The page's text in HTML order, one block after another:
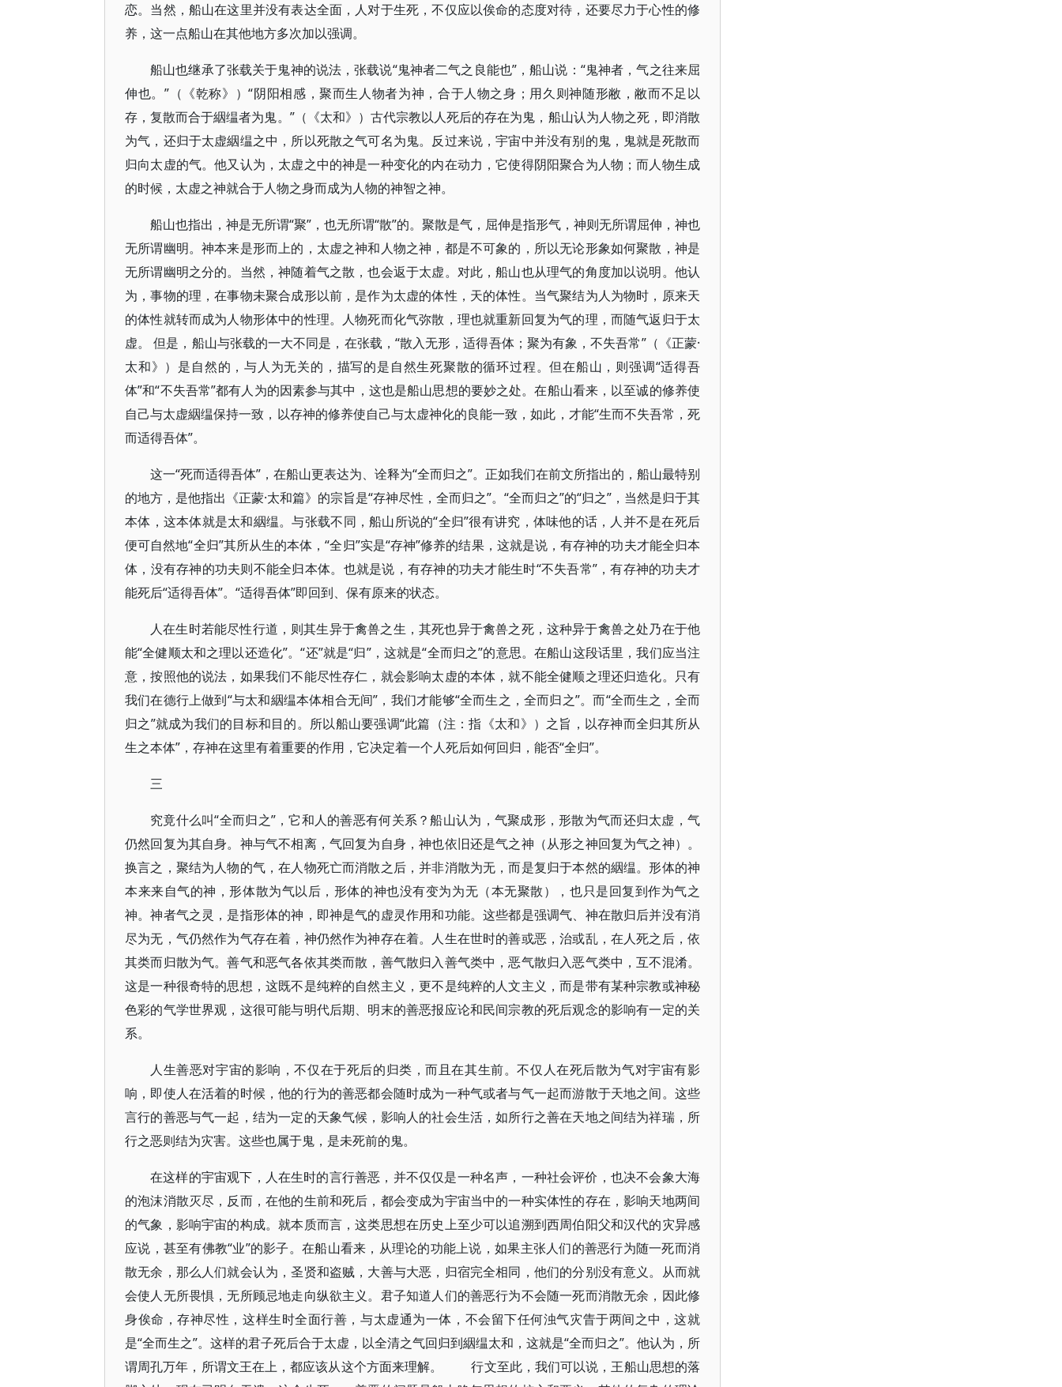
恋。当然，船山在这里并没有表达全面，人对于生死，不仅应以俟命的态度对待，还要尽力于心性的修
养，这一点船山在其他地方多次加以强调。
船山也继承了张载关于鬼神的说法，张载说“鬼神者二气之良能也”，船山说：“鬼神者，气之往来屈
伸也。”（《乾称》）“阴阳相感，聚而生人物者为神，合于人物之身；用久则神随形敝，敝而不足以
存，复散而合于絪缊者为鬼。”（《太和》）古代宗教以人死后的存在为鬼，船山认为人物之死，即消散
为气，还归于太虚絪缊之中，所以死散之气可名为鬼。反过来说，宇宙中并没有别的鬼，鬼就是死散而
归向太虚的气。他又认为，太虚之中的神是一种变化的内在动力，它使得阴阳聚合为人物；而人物生成
的时候，太虚之神就合于人物之身而成为人物的神智之神。
船山也指出，神是无所谓“聚”，也无所谓“散”的。聚散是气，屈伸是指形气，神则无所谓屈伸，神也
无所谓幽明。神本来是形而上的，太虚之神和人物之神，都是不可象的，所以无论形象如何聚散，神是
无所谓幽明之分的。当然，神随着气之散，也会返于太虚。对此，船山也从理气的角度加以说明。他认
为，事物的理，在事物未聚合成形以前，是作为太虚的体性，天的体性。当气聚结为人为物时，原来天
的体性就转而成为人物形体中的性理。人物死而化气弥散，理也就重新回复为气的理，而随气返归于太
虚。 但是，船山与张载的一大不同是，在张载，“散入无形，适得吾体；聚为有象，不失吾常”（《正蒙·
太和》）是自然的，与人为无关的，描写的是自然生死聚散的循环过程。但在船山，则强调“适得吾
体”和“不失吾常”都有人为的因素参与其中，这也是船山思想的要妙之处。在船山看来，以至诚的修养使
自己与太虚絪缊保持一致，以存神的修养使自己与太虚神化的良能一致，如此，才能“生而不失吾常，死
而适得吾体”。
这一“死而适得吾体”，在船山更表达为、诠释为“全而归之”。正如我们在前文所指出的，船山最特别
的地方，是他指出《正蒙·太和篇》的宗旨是“存神尽性，全而归之”。“全而归之”的“归之”，当然是归于其
本体，这本体就是太和絪缊。与张载不同，船山所说的“全归”很有讲究，体味他的话，人并不是在死后
便可自然地“全归”其所从生的本体，“全归”实是“存神”修养的结果，这就是说，有存神的功夫才能全归本
体，没有存神的功夫则不能全归本体。也就是说，有存神的功夫才能生时“不失吾常”，有存神的功夫才
能死后“适得吾体”。“适得吾体”即回到、保有原来的状态。
人在生时若能尽性行道，则其生异于禽兽之生，其死也异于禽兽之死，这种异于禽兽之处乃在于他
能“全健顺太和之理以还造化”。“还”就是“归”，这就是“全而归之”的意思。在船山这段话里，我们应当注
意，按照他的说法，如果我们不能尽性存仁，就会影响太虚的本体，就不能全健顺之理还归造化。只有
我们在德行上做到“与太和絪缊本体相合无间”，我们才能够“全而生之，全而归之”。而“全而生之，全而
归之”就成为我们的目标和目的。所以船山要强调“此篇（注：指《太和》）之旨，以存神而全归其所从
生之本体”，存神在这里有着重要的作用，它决定着一个人死后如何回归，能否“全归”。
三
究竟什么叫“全而归之”，它和人的善恶有何关系？船山认为，气聚成形，形散为气而还归太虚，气
仍然回复为其自身。神与气不相离，气回复为自身，神也依旧还是气之神（从形之神回复为气之神）。
换言之，聚结为人物的气，在人物死亡而消散之后，并非消散为无，而是复归于本然的絪缊。形体的神
本来来自气的神，形体散为气以后，形体的神也没有变为为无（本无聚散），也只是回复到作为气之
神。神者气之灵，是指形体的神，即神是气的虚灵作用和功能。这些都是强调气、神在散归后并没有消
尽为无，气仍然作为气存在着，神仍然作为神存在着。人生在世时的善或恶，治或乱，在人死之后，依
其类而归散为气。善气和恶气各依其类而散，善气散归入善气类中，恶气散归入恶气类中，互不混淆。
这是一种很奇特的思想，这既不是纯粹的自然主义，更不是纯粹的人文主义，而是带有某种宗教或神秘
色彩的气学世界观，这很可能与明代后期、明末的善恶报应论和民间宗教的死后观念的影响有一定的关
系。
人生善恶对宇宙的影响，不仅在于死后的归类，而且在其生前。不仅人在死后散为气对宇宙有影
响，即使人在活着的时候，他的行为的善恶都会随时成为一种气或者与气一起而游散于天地之间。这些
言行的善恶与气一起，结为一定的天象气候，影响人的社会生活，如所行之善在天地之间结为祥瑞，所
行之恶则结为灾害。这些也属于鬼，是未死前的鬼。
在这样的宇宙观下，人在生时的言行善恶，并不仅仅是一种名声，一种社会评价，也决不会象大海
的泡沫消散灭尽，反而，在他的生前和死后，都会变成为宇宙当中的一种实体性的存在，影响天地两间
的气象，影响宇宙的构成。就本质而言，这类思想在历史上至少可以追溯到西周伯阳父和汉代的灾异感
应说，甚至有佛教“业”的影子。在船山看来，从理论的功能上说，如果主张人们的善恶行为随一死而消
散无余，那么人们就会认为，圣贤和盗贼，大善与大恶，归宿完全相同，他们的分别没有意义。从而就
会使人无所畏惧，无所顾忌地走向纵欲主义。君子知道人们的善恶行为不会随一死而消散无余，因此修
身俟命，存神尽性，这样生时全面行善，与太虚通为一体，不会留下任何浊气灾眚于两间之中，这就
是“全而生之”。这样的君子死后合于太虚，以全清之气回归到絪缊太和，这就是“全而归之”。他认为，所
谓周孔万年，所谓文王在上，都应该从这个方面来理解。 行文至此，我们可以说，王船山思想的落